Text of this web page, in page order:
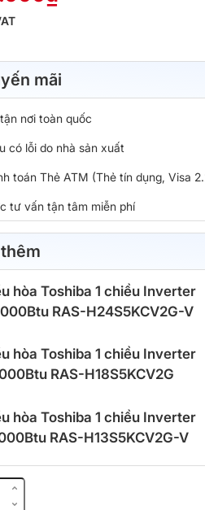
mãi
nơi toàn quốc
có lỗi do nhà sản xuất
toán Thẻ ATM (Thẻ tín dụng, Visa
tư vấn tận tâm miễn phí
hòa Toshiba 1 chiều Inverter
RAS-H24S5KCV2G-V
hòa Toshiba 1 chiều Inverter
RAS-H18S5KCV2G
hòa Toshiba 1 chiều Inverter
RAS-H13S5KCV2G-V